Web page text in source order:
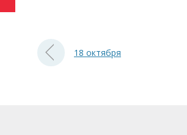
18 октября